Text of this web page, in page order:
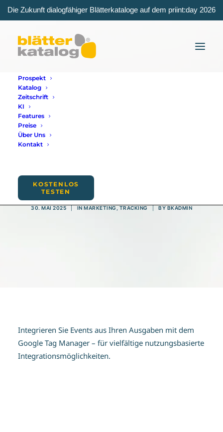
Die Zukunft dialogfähiger Blätterkataloge auf dem priint:day 2026
Prospekt
Katalog
Zeitschrift
KI
Features
Preise
Über Uns
Kontakt
KOSTENLOS
TESTENManager
30. MAI 2025 IN MARKETING TRACKING BY BKADMIN
Integrieren Sie Events aus Ihren Ausgaben mit dem
Google Tag Manager – für vielfältige nutzungsbasierte
Integrationsmöglichkeiten.